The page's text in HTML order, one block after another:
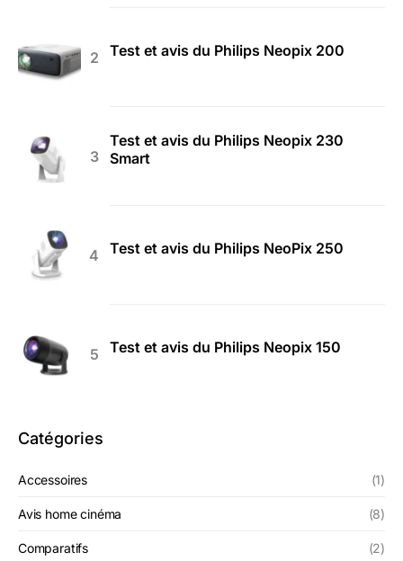
Test et avis du Philips Neopix 200
Test et avis du Philips Neopix 230
Smart
Test et avis du Philips NeoPix 250
Test et avis du Philips Neopix 150
Catégories
Accessoires (1)
Avis home cinéma (8)
Comparatifs (2)